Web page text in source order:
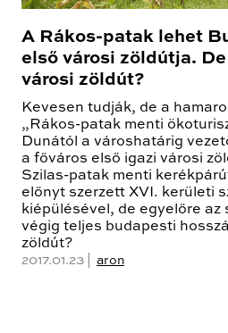
A Rákos-patak lehet
első városi zöldútja. De
városi zöldút?
Kevesen tudják, de a
„Rákos-patak menti
Dunától a városhatárig
a főváros első igazi városi
Szilas-patak menti
előnyt szerzett XVI. kerületi
kiépülésével, de egyelőre az
végig teljes budapesti
zöldút?
2017.01.23 | aron